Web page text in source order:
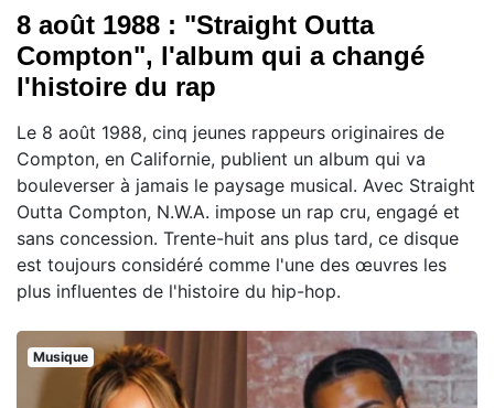
8 août 1988 : "Straight Outta
Compton", l'album qui a changé
l'histoire du rap
Le 8 août 1988, cinq jeunes rappeurs originaires de
Compton, en Californie, publient un album qui va
bouleverser à jamais le paysage musical. Avec Straight
Outta Compton, N.W.A. impose un rap cru, engagé et
sans concession. Trente-huit ans plus tard, ce disque
est toujours considéré comme l'une des œuvres les
plus influentes de l'histoire du hip-hop.
Musique